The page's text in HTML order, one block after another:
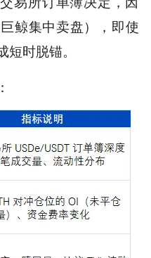
鲸集中卖盘），即使
时脱锚。